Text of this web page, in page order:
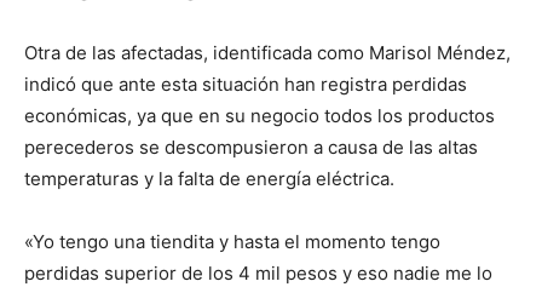
Otra de las afectadas, identificada como Marisol Méndez,
indicó que ante esta situación han registra perdidas
económicas, ya que en su negocio todos los productos
perecederos se descompusieron a causa de las altas
temperaturas y la falta de energía eléctrica.
«Yo tengo una tiendita y hasta el momento tengo
perdidas superior de los 4 mil pesos y eso nadie me lo